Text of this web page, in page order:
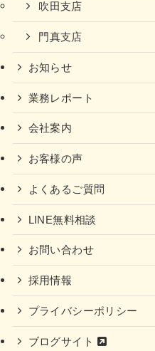
吹田支店
門真支店
お知らせ
業務レポート
会社案内
お客様の声
よくあるご質問
LINE無料相談
お問い合わせ
採用情報
プライバシーポリシー
ブログサイト